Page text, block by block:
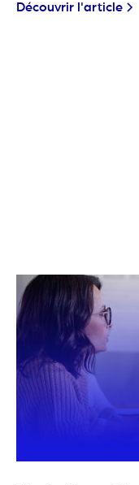
Découvrir l'article